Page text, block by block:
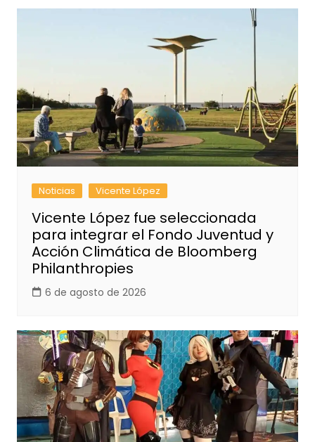
Noticias Vicente López
Vicente López fue seleccionada
para integrar el Fondo Juventud y
Acción Climática de Bloomberg
Philanthropies
6 de agosto de 2026